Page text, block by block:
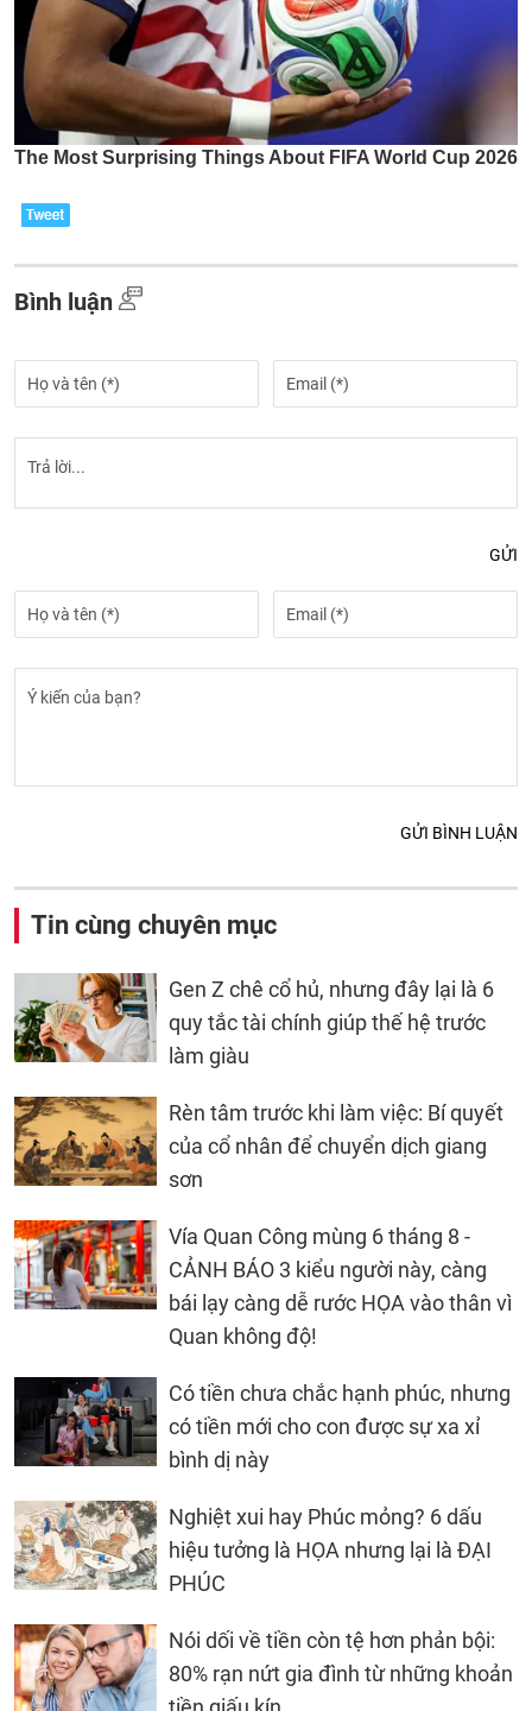
Bình luận
GỬI
GỬI BÌNH LUẬN
Tin cùng chuyên mục
Gen Z chê cổ hủ, nhưng đây lại là 6
quy tắc tài chính giúp thế hệ trước
làm giàu
Rèn tâm trước khi làm việc: Bí quyết
của cổ nhân để chuyển dịch giang
sơn
Vía Quan Công mùng 6 tháng 8 -
CẢNH BÁO 3 kiểu người này, càng
bái lạy càng dễ rước HỌA vào thân vì
Quan không độ!
Có tiền chưa chắc hạnh phúc, nhưng
có tiền mới cho con được sự xa xỉ
bình dị này
Nghiệt xui hay Phúc mỏng? 6 dấu
hiệu tưởng là HỌA nhưng lại là ĐẠI
PHÚC
Nói dối về tiền còn tệ hơn phản bội:
80% rạn nứt gia đình từ những khoản